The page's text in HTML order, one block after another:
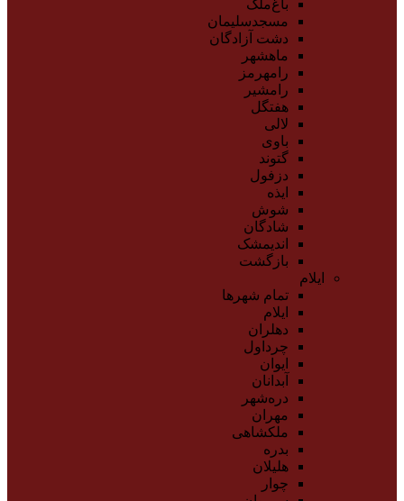
باغ‌ملک
مسجدسلیمان
دشت آزادگان
ماهشهر
رامهرمز
رامشیر
هفتگل
لالی
باوی
گتوند
دزفول
ایذه
شوش
شادگان
اندیمشک
بازگشت
ایلام
تمام شهر‌ها
ایلام
دهلران
چرداول
ایوان
آبدانان
دره‌شهر
مهران
ملکشاهی
بدره
هلیلان
چوار